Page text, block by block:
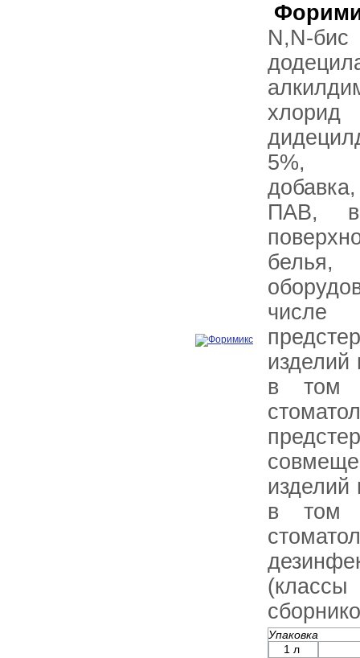
N,N-
5%,
ПАВ,
изделий
в том
изделий
в том
Упаковка
1 л